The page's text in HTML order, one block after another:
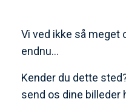
Vi ved ikke så meget
endnu…
Kender du dette
send os dine billeder